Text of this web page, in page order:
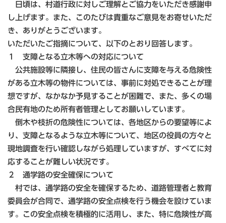
日頃は、村道行政に対しご理解とご協力をいただき感謝申
し上げます。また、このたびは貴重なご意見をお寄せいただ
き、ありがとうございます。
いただいたご指摘について、以下のとおり回答します。
１ 支障となる立木等への対応について
公共施設等に隣接し、住民の皆さんに支障を与える危険性
がある立木等の物件については、事前に対処できることが理
想ですが、なかなか予見することが困難で、また、多くの場
合民有地のため所有者管理としてお願いしています。
倒木や枝折の危険性については、各地区からの要望等によ
り、支障となるような立木等について、地区の役員の方々と
現地調査を行い確認しながら処理していますが、すべてに対
応することが難しい状況です。
２ 通学路の安全確保について
村では、通学路の安全を確保するため、道路管理者と教育
委員会が合同で、通学路の安全点検を行う機会を設けていま
す。この安全点検を積極的に活用し、また、特に危険性が高